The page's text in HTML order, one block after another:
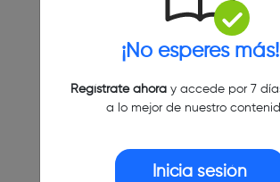
¡No esperes más!
Regístrate ahoray accede por 7
a lo mejor de nuestro
Inicia sesión